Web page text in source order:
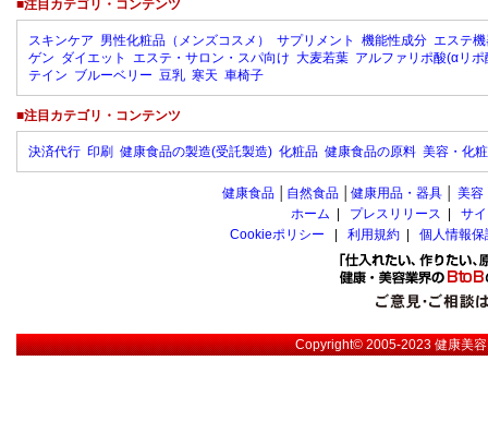
■注目カテゴリ・コンテンツ
スキンケア 男性化粧品（メンズコスメ） サプリメント 機能性成分 エステ
ゲン ダイエット エステ・サロン・スパ向け 大麦若葉 アルファリポ酸(αリポ
テイン ブルーベリー 豆乳 寒天 車椅子
■注目カテゴリ・コンテンツ
決済代行 印刷 健康食品の製造(受託製造) 化粧品 健康食品の原料 美容・化
健康食品 自然食品 健康用品・器具 美容
ホーム
プレスリリース
サ
Cookieポリシー
利用規約 個人情報
Copyright© 2005-2023健康美